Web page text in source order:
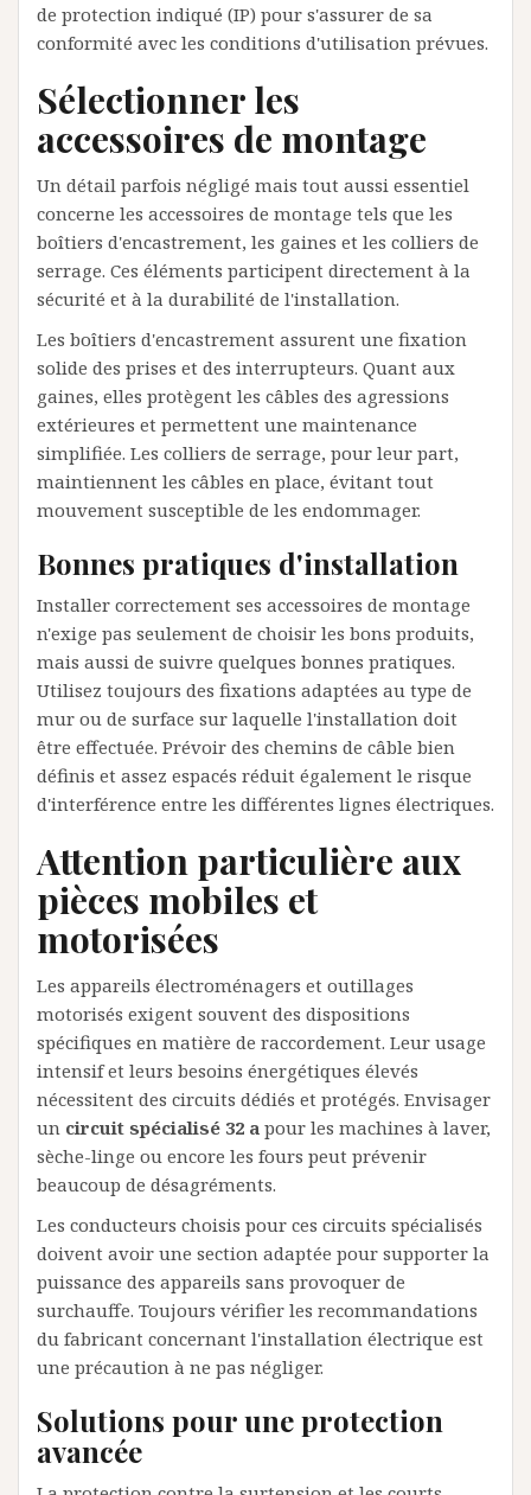
de protection indiqué (IP) pour s'assurer de sa
conformité avec les conditions d'utilisation prévues.
Sélectionner les
accessoires de montage
Un détail parfois négligé mais tout aussi essentiel
concerne les accessoires de montage tels que les
boîtiers d'encastrement, les gaines et les colliers de
serrage. Ces éléments participent directement à la
sécurité et à la durabilité de l'installation.
Les boîtiers d'encastrement assurent une fixation
solide des prises et des interrupteurs. Quant aux
gaines, elles protègent les câbles des agressions
extérieures et permettent une maintenance
simplifiée. Les colliers de serrage, pour leur part,
maintiennent les câbles en place, évitant tout
mouvement susceptible de les endommager.
Bonnes pratiques d'installation
Installer correctement ses accessoires de montage
n'exige pas seulement de choisir les bons produits,
mais aussi de suivre quelques bonnes pratiques.
Utilisez toujours des fixations adaptées au type de
mur ou de surface sur laquelle l'installation doit
être effectuée. Prévoir des chemins de câble bien
définis et assez espacés réduit également le risque
d'interférence entre les différentes lignes électriques.
Attention particulière aux
pièces mobiles et
motorisées
Les appareils électroménagers et outillages
motorisés exigent souvent des dispositions
spécifiques en matière de raccordement. Leur usage
intensif et leurs besoins énergétiques élevés
nécessitent des circuits dédiés et protégés. Envisager
un circuit spécialisé 32 a pour les machines à laver,
sèche-linge ou encore les fours peut prévenir
beaucoup de désagréments.
Les conducteurs choisis pour ces circuits spécialisés
doivent avoir une section adaptée pour supporter la
puissance des appareils sans provoquer de
surchauffe. Toujours vérifier les recommandations
du fabricant concernant l'installation électrique est
une précaution à ne pas négliger.
Solutions pour une protection
avancée